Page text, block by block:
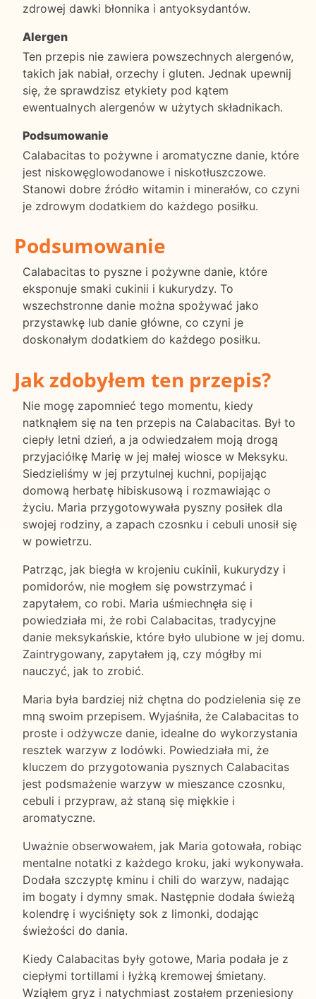
zdrowej dawki błonnika i antyoksydantów.
Alergen
Ten przepis nie zawiera powszechnych alergenów,
takich jak nabiał, orzechy i gluten. Jednak upewnij
się, że sprawdzisz etykiety pod kątem
ewentualnych alergenów w użytych składnikach.
Podsumowanie
Calabacitas to pożywne i aromatyczne danie, które
jest niskowęglowodanowe i niskotłuszczowe.
Stanowi dobre źródło witamin i minerałów, co czyni
je zdrowym dodatkiem do każdego posiłku.
Podsumowanie
Calabacitas to pyszne i pożywne danie, które
eksponuje smaki cukinii i kukurydzy. To
wszechstronne danie można spożywać jako
przystawkę lub danie główne, co czyni je
doskonałym dodatkiem do każdego posiłku.
Jak zdobyłem ten przepis?
Nie mogę zapomnieć tego momentu, kiedy
natknąłem się na ten przepis na Calabacitas. Był to
ciepły letni dzień, a ja odwiedzałem moją drogą
przyjaciółkę Marię w jej małej wiosce w Meksyku.
Siedzieliśmy w jej przytulnej kuchni, popijając
domową herbatę hibiskusową i rozmawiając o
życiu. Maria przygotowywała pyszny posiłek dla
swojej rodziny, a zapach czosnku i cebuli unosił się
w powietrzu.
Patrząc, jak biegła w krojeniu cukinii, kukurydzy i
pomidorów, nie mogłem się powstrzymać i
zapytałem, co robi. Maria uśmiechnęła się i
powiedziała mi, że robi Calabacitas, tradycyjne
danie meksykańskie, które było ulubione w jej domu.
Zaintrygowany, zapytałem ją, czy mógłby mi
nauczyć, jak to zrobić.
Maria była bardziej niż chętna do podzielenia się ze
mną swoim przepisem. Wyjaśniła, że Calabacitas to
proste i odżywcze danie, idealne do wykorzystania
resztek warzyw z lodówki. Powiedziała mi, że
kluczem do przygotowania pysznych Calabacitas
jest podsmażenie warzyw w mieszance czosnku,
cebuli i przypraw, aż staną się miękkie i
aromatyczne.
Uważnie obserwowałem, jak Maria gotowała, robiąc
mentalne notatki z każdego kroku, jaki wykonywała.
Dodała szczyptę kminu i chili do warzyw, nadając
im bogaty i dymny smak. Następnie dodała świeżą
kolendrę i wyciśnięty sok z limonki, dodając
świeżości do dania.
Kiedy Calabacitas były gotowe, Maria podała je z
ciepłymi tortillami i łyżką kremowej śmietany.
Wziąłem gryz i natychmiast zostałem przeniesiony